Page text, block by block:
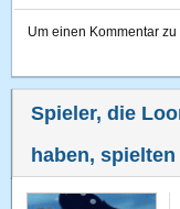
Um einen Kommentar
Spieler, die
haben,